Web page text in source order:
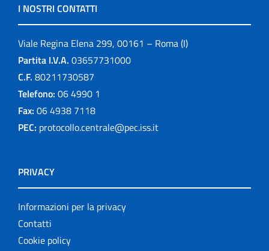
I NOSTRI CONTATTI
Viale Regina Elena 299, 00161 – Roma (I)
Partita I.V.A. 03657731000
C.F. 80211730587
Telefono: 06 4990 1
Fax: 06 4938 7118
PEC: protocollo.centrale@pec.iss.it
PRIVACY
Informazioni per la privacy
Contatti
Cookie policy